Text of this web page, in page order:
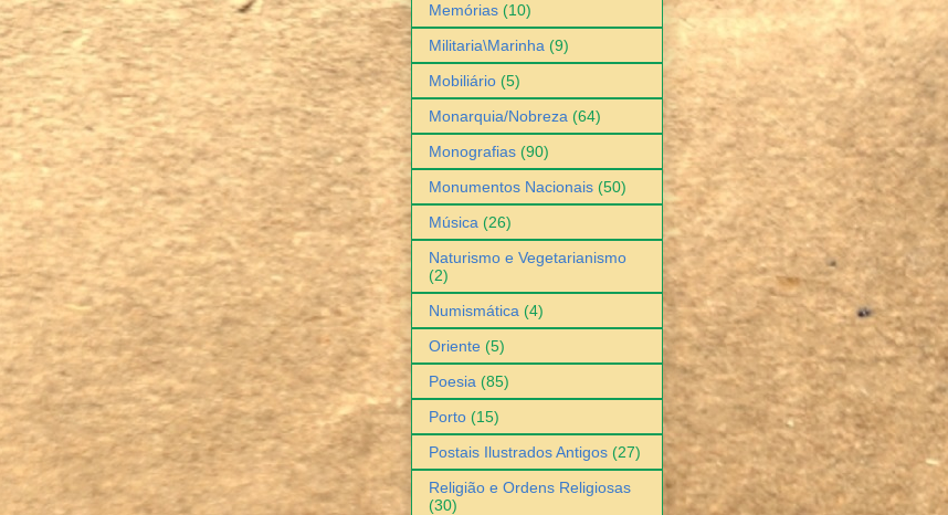
Memórias (10)
Militaria\Marinha (9)
Mobiliário (5)
Monarquia/Nobreza (64)
Monografias (90)
Monumentos Nacionais (50)
Música (26)
Naturismo e Vegetarianismo
(2)
Numismática (4)
Oriente (5)
Poesia (85)
Porto (15)
Postais Ilustrados Antigos (27)
Religião e Ordens Religiosas
(30)